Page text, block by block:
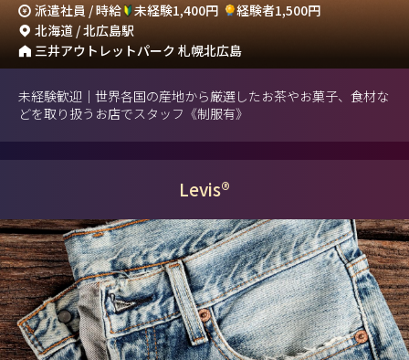
派遣社員 / 時給 未経験1,400円
経験者1,500円
北海道 / 北広島駅
三井アウトレットパーク 札幌北広島
未経験歓迎｜世界各国の産地から厳選したお茶やお菓子、食材な
どを取り扱うお店でスタッフ《制服有》
Levis®